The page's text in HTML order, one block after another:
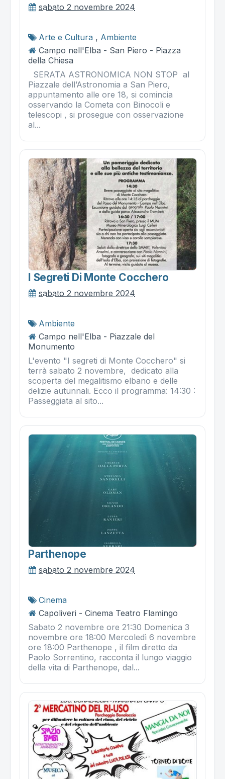
sabato 2 novembre 2024
Arte e Cultura , Ambiente
Campo nell'Elba - San Piero - Piazza
della Chiesa
SERATA ASTRONOMICA NON STOP al
Piazzale dell’Astronomia a San Piero,
appuntamento alle ore 18, si comincia
osservando la Cometa con Binocoli e
telescopi , si prosegue con osservazione
al...
I Segreti Di Monte Cocchero
sabato 2 novembre 2024
Ambiente
Campo nell'Elba - Piazzale del
Monumento
L'evento "I segreti di Monte Cocchero" si
terrà sabato 2 novembre, dedicato alla
scoperta del megalitismo elbano e delle
delizie autunnali. Ecco il programma: 14:30 :
Passeggiata al sito...
Parthenope
sabato 2 novembre 2024
Cinema
Capoliveri - Cinema Teatro Flamingo
Sabato 2 novembre ore 21:30 Domenica 3
novembre ore 18:00 Mercoledì 6 novembre
ore 18:00 Parthenope , il film diretto da
Paolo Sorrentino, racconta il lungo viaggio
della vita di Parthenope, dal...